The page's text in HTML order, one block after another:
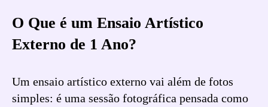
O Que é um Ensaio Artístico
Externo de 1 Ano?
Um ensaio artístico externo vai além de fotos
simples: é uma sessão fotográfica pensada como